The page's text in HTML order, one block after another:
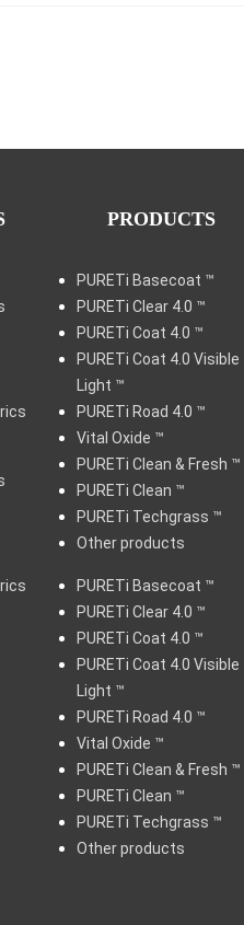
PRODUCTS
PURETi Basecoat ™
PURETi Clear 4.0 ™
PURETi Coat 4.0 ™
PURETi Coat 4.0 Visible
Light ™
PURETi Road 4.0 ™
Vital Oxide ™
PURETi Clean & Fresh ™
PURETi Clean ™
PURETi Techgrass ™
Other products
PURETi Basecoat ™
PURETi Clear 4.0 ™
PURETi Coat 4.0 ™
PURETi Coat 4.0 Visible
Light ™
PURETi Road 4.0 ™
Vital Oxide ™
PURETi Clean & Fresh ™
PURETi Clean ™
PURETi Techgrass ™
Other products